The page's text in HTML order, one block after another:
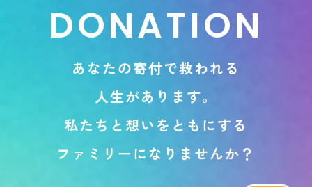
DONATION
あ な たの寄付で救われ る
人生があ り ま す。
私た ち と 想い を と も にする
フ ァ ミ リ ーに な り ま せんか ？